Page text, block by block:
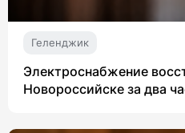
Геленджик
Электроснабжение
Новороссийске за два